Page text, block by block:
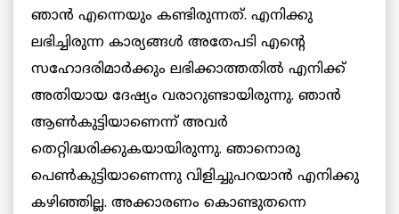
ഞാന്‍ എന്നെയും കണ്ടിരുന്നത്. എനിക്കു
ലഭിച്ചിരുന്ന കാര്യങ്ങള്‍ അതേപടി എന്റെ
സഹോദരിമാര്‍ക്കും ലഭിക്കാത്തതില്‍ എനിക്ക്
അതിയായ ദേഷ്യം വരാറുണ്ടായിരുന്നു. ഞാന്‍
ആണ്‍കുട്ടിയാണെന്ന് അവര്‍
തെറ്റിദ്ധരിക്കുകയായിരുന്നു. ഞാനൊരു
പെണ്‍കുട്ടിയാണെന്നു വിളിച്ചുപറയാന്‍ എനിക്കു
കഴിഞ്ഞില്ല. അക്കാരണം കൊണ്ടുതന്നെ